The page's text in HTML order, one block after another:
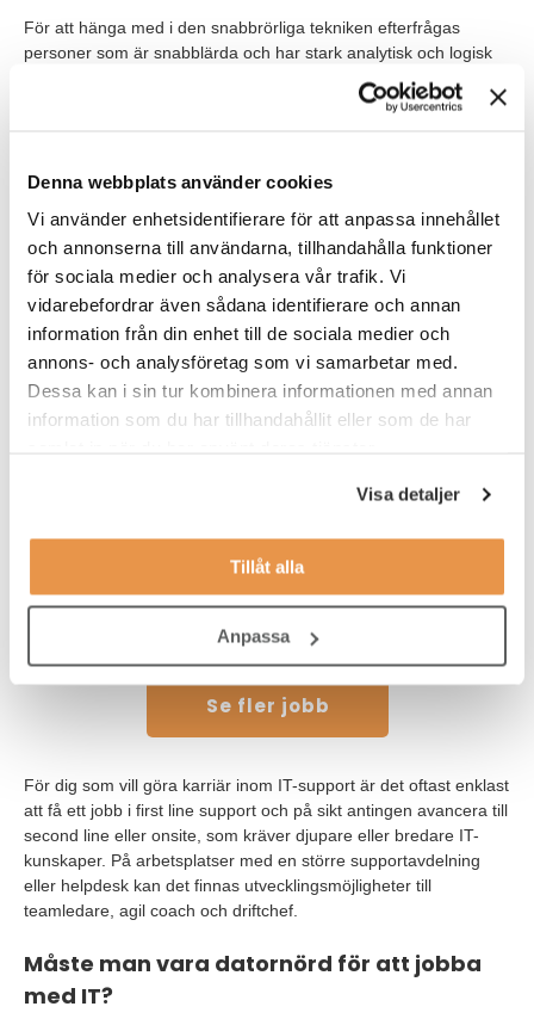
Denna webbplats använder cookies
Vi använder enhetsidentifierare för att anpassa innehållet
och annonserna till användarna, tillhandahålla funktioner
för sociala medier och analysera vår trafik. Vi
vidarebefordrar även sådana identifierare och annan
information från din enhet till de sociala medier och
annons- och analysföretag som vi samarbetar med.
Dessa kan i sin tur kombinera informationen med annan
information som du har tillhandahållit eller som de har
Visa detaljer
Tillåt alla
Anpassa
För att hänga med i den snabbrörliga tekniken efterfrågas
personer som är snabblärda och har stark analytisk och logisk
Det roliga med IT-jobb är att IT är föränderligt. Varje dag
lanseras nya appar, programvaror och andra tekniska lösningar
som både kan underlätta i vardagen samt öppna upp för nya
behov av support. Det är just detta som gör jobbet som
supporttekniker så kul! Ena dagen stöttar du användare med att
hantera buggar i ett äldre program och andra dagen installerar
du den nya programvaran på 1200 enheter.
Därför är utveckling en central del av arbetet. Det är viktigt att
vara påläst för att kunna ge bästa möjliga support. Ibland
innebär det fortbildning och kurser, och många andra gånger
IT-tekniker onsite hos Loomis Sverige i
Sollentuna
Se fler jobb
För dig som vill göra karriär inom IT-support är det oftast enklast
att få ett jobb i first line support och på sikt antingen avancera till
second line eller onsite, som kräver djupare eller bredare IT-
kunskaper. På arbetsplatser med en större supportavdelning
eller helpdesk kan det finnas utvecklingsmöjligheter till
teamledare, agil coach och driftchef.
Måste man vara datornörd för att jobba
med IT?